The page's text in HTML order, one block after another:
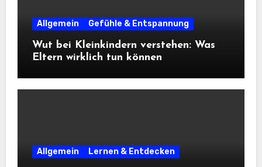
Allgemein Gefühle & Entspannung
Wut bei Kleinkindern verstehen: Was
Eltern wirklich tun können
Allgemein Lernen & Entdecken